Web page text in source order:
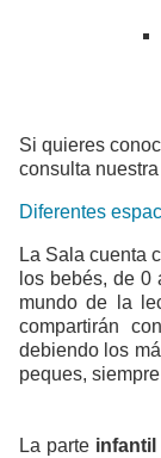
Si quieres
consulta nuestra
Diferentes
La Sala cuenta
los bebés, de 0
mundo de la
compartirán
debiendo los
peques,
La parteinfantil